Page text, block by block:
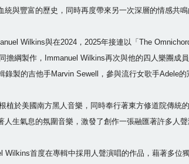
與豐富的歷史，同時再度帶來另一次深層的情感共鳴
Wilkins與在2024，2025年接連以「The
擔綱製作，Immanuel Wilkins再次與他的四人樂團
錄製的吉他手Marvin Sewell，參與流行女歌手Adele
植於美國南方黑人音樂，同時奉行著東方修道院傳
人生氣息的氛圍音樂，激發了創作一張融匯著許多人
Wilkins首度在專輯中採用人聲演唱的作品，藉著多